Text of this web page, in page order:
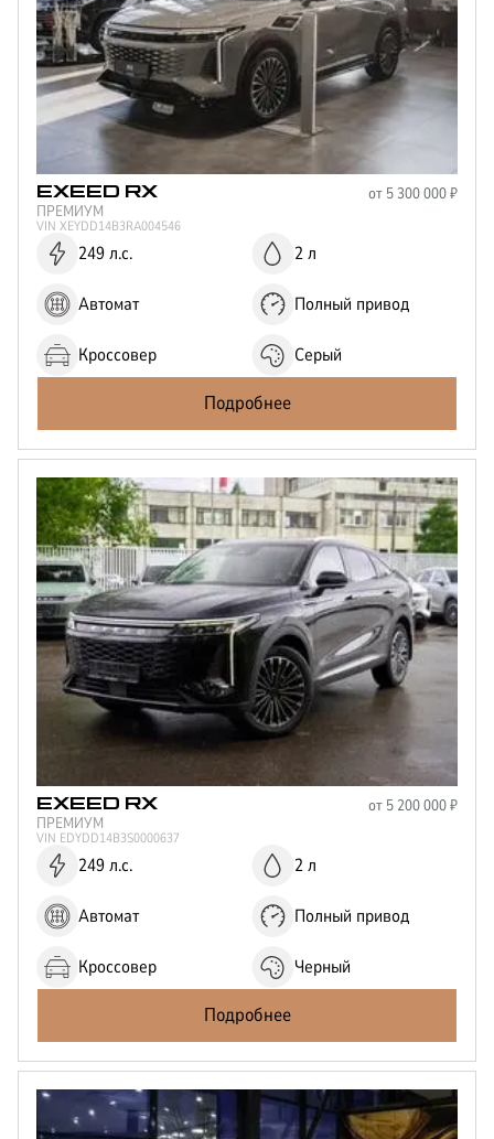
Нажимая кнопку “Отправить”, я соглашаюсь на
EXEED RX от 5 300 000₽
ПРЕМИУМ
VIN XEYDD14B3RA004546
249 л.с. 2 л
Автомат Полный привод
Кроссовер Серый
Подробнее
EXEED RX от 5 200 000₽
ПРЕМИУМ
VIN EDYDD14B3S0000637
249 л.с. 2 л
Автомат Полный привод
Кроссовер Черный
Подробнее